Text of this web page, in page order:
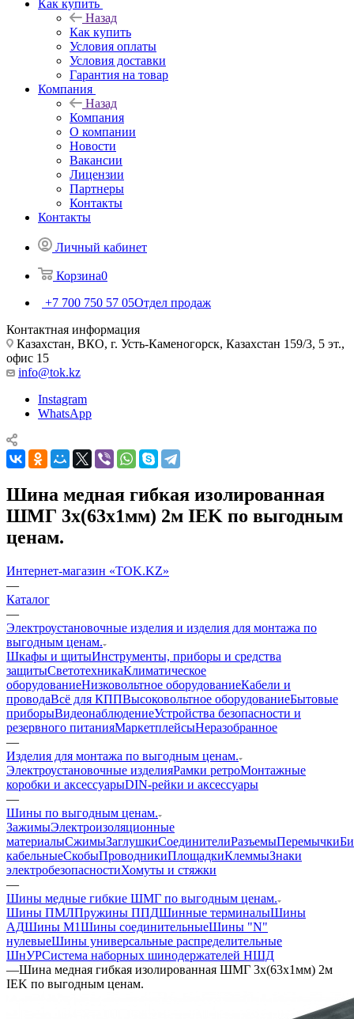
Как купить
Назад
Как купить
Условия оплаты
Условия доставки
Гарантия на товар
Компания
Назад
Компания
О компании
Новости
Вакансии
Лицензии
Партнеры
Контакты
Контакты
Личный кабинет
Корзина0
+7 700 750 57 05Отдел продаж
Контактная информация
Казахстан, ВКО, г. Усть-Каменогорск, Казахстан 159/3, 5 эт.,
офис 15
info@tok.kz
Instagram
WhatsApp
Шина медная гибкая изолированная
ШМГ 3x(63x1мм) 2м IEK по выгодным
ценам.
Интернет-магазин «TOK.KZ»
—
Каталог
—
Электроустановочные изделия и изделия для монтажа по
выгодным ценам.
Шкафы и щитыИнструменты, приборы и средства
защитыСветотехникаКлиматическое
оборудованиеНизковольтное оборудованиеКабели и
проводаВсё для КППВысоковольтное оборудованиеБытовые
приборыВидеонаблюдениеУстройства безопасности и
резервного питанияМаркетплейсыНеразобранное
—
Изделия для монтажа по выгодным ценам.
Электроустановочные изделияРамки ретроМонтажные
коробки и аксессуарыDIN-рейки и аксессуары
—
Шины по выгодным ценам.
ЗажимыЭлектроизоляционные
материалыСжимыЗаглушкиСоединителиРазъемыПеремычки
кабельныеСкобыПроводникиПлощадкиКлеммыЗнаки
электробезопасностиХомуты и стяжки
—
Шины медные гибкие ШМГ по выгодным ценам.
Шины ПМЛПружины ППДШинные терминалыШины
АДШины М1Шины соединительныеШины "N"
нулевыеШины универсальные распределительные
ШнУРСистема наборных шинодержателей НШД
—Шина медная гибкая изолированная ШМГ 3x(63x1мм) 2м
IEK по выгодным ценам.